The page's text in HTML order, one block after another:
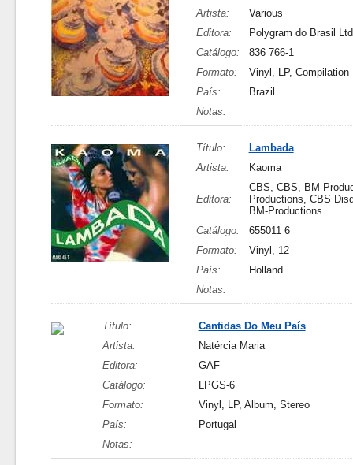
Artista:
Various
Editora:
Polygram do Brasil
Catálogo:
836 766-1
Formato:
Vinyl, LP, Compilation
País:
Brazil
Notas:
Título:
Lambada
Artista:
Kaoma
Editora:
CBS, CBS, BM-
Productions, CBS
BM-Productions
Catálogo:
655011 6
Formato:
Vinyl, 12
País:
Holland
Notas:
Título:
Cantidas Do Meu País
Artista:
Natércia Maria
Editora:
GAF
Catálogo:
LPGS-6
Formato:
Vinyl, LP, Album, Stereo
País:
Portugal
Notas: